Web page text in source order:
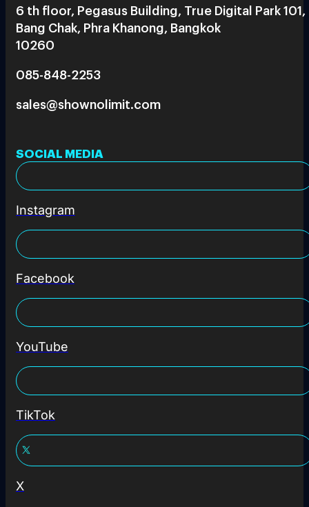
6 th floor, Pegasus Building, True Digital Park 101,
Bang Chak, Phra Khanong, Bangkok
10260
085-848-2253
sales@shownolimit.com
SOCIAL MEDIA
Instagram
Facebook
YouTube
TikTok
X